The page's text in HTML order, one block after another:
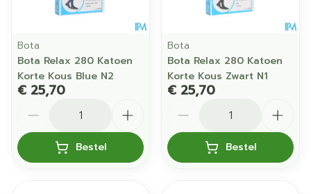
Bota
Bota Relax 280 Katoen
Korte Kous Blue N2
€ 25,70
Bestel
Bota
Bota Relax 280 Katoen
Korte Kous Zwart N1
€ 25,70
Bestel